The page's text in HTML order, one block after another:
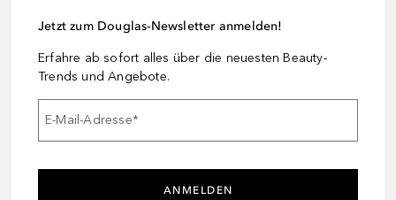
Jetzt zum Douglas-Newsletter anmelden!
Erfahre ab sofort alles über die neuesten Beauty-
Trends und Angebote.
E-Mail-Adresse*
ANMELDEN